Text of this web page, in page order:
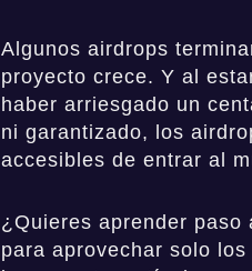
Algunos airdrops
proyecto crece. Y al
haber arriesgado un
ni garantizado, los
accesibles de entrar al
¿Quieres aprender paso
para aprovechar solo